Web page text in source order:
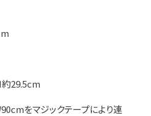
29.5cm
をマジックテープにより連